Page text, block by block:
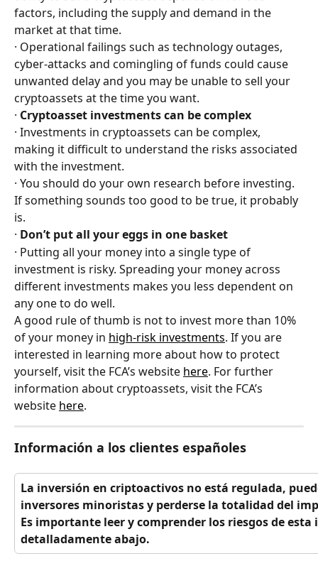
factors, including the supply and demand in the
market at that time.
· Operational failings such as technology outages,
cyber-attacks and comingling of funds could cause
unwanted delay and you may be unable to sell your
cryptoassets at the time you want.
· Cryptoasset investments can be complex
· Investments in cryptoassets can be complex,
making it difficult to understand the risks associated
with the investment.
· You should do your own research before investing.
If something sounds too good to be true, it probably
is.
· Don’t put all your eggs in one basket
· Putting all your money into a single type of
investment is risky. Spreading your money across
different investments makes you less dependent on
any one to do well.
A good rule of thumb is not to invest more than 10%
of your money in high-risk investments. If you are
interested in learning more about how to protect
yourself, visit the FCA’s website here. For further
information about cryptoassets, visit the FCA’s
website here.
Información a los clientes españoles
La inversión en criptoactivos no está regulada,
inversores minoristas y perderse la totalidad del
Es importante leer y comprender los riesgos de
detalladamente abajo.